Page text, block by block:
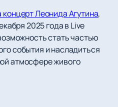
Леонида Агутина,
2025 года в Live
стать частью
события и насладиться
атмосфере живого